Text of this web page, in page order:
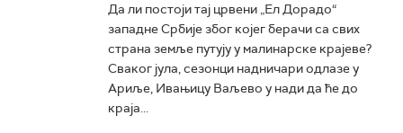
Да ли постоји тај црвени „Ел Дорадо“
западне Србије због којег берачи са свих
страна земље путују у малинарске крајеве?
Сваког јула, сезонци надничари одлазе у
Ариље, Ивањицу Ваљево у нади да ће до
краја...